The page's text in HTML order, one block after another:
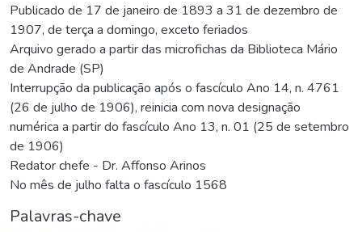
Publicado de 17 de janeiro de 1893 a 31 de dezembro de
1907, de terça a domingo, exceto feriados
Arquivo gerado a partir das microfichas da Biblioteca Mário
de Andrade (SP)
Interrupção da publicação após o fascículo Ano 14, n. 4761
(26 de julho de 1906), reinicia com nova designação
numérica a partir do fascículo Ano 13, n. 01 (25 de setembro
de 1906)
Redator chefe - Dr. Affonso Arinos
No mês de julho falta o fascículo 1568
Palavras-chave